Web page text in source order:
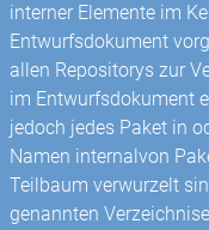
interner Elemente im
Entwurfsdokument
allen Repositorys zur
im Entwurfsdokument
jedoch jedes Paket in
Namen internalvon
Teilbaum verwurzelt
genannten